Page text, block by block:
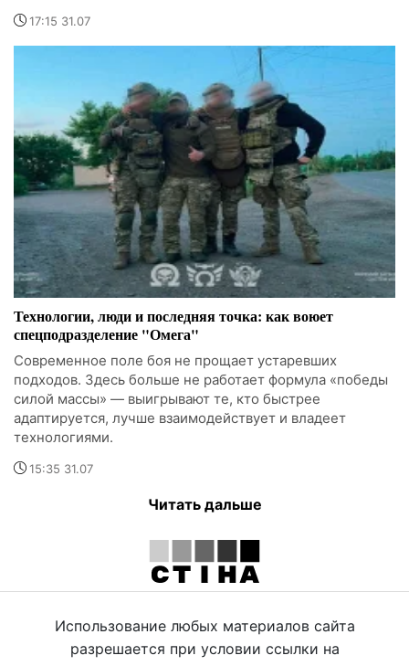
17:15 31.07
Технологии, люди и последняя точка: как воюет
спецподразделение "Омега"
Современное поле боя не прощает устаревших
подходов. Здесь больше не работает формула «победы
силой массы» — выигрывают те, кто быстрее
адаптируется, лучше взаимодействует и владеет
технологиями.
15:35 31.07
Читать дальше
Использование любых материалов сайта
разрешается при условии ссылки на